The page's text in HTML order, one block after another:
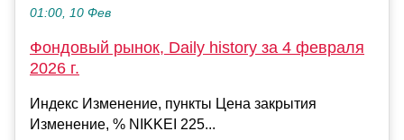
01:00, 10 Фев
Фондовый рынок, Daily history за 4 февраля
2026 г.
Индекс Изменение, пункты Цена закрытия
Изменение, % NIKKEI 225...